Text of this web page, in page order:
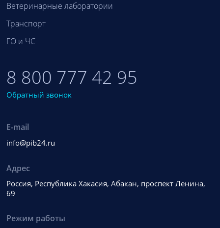
Ветеринарные лаборатории
Транспорт
ГО и ЧС
8 800 777 42 95
Обратный звонок
E-mail
info@pib24.ru
Адрес
Россия, Республика Хакасия, Абакан, проспект Ленина,
69
Режим работы